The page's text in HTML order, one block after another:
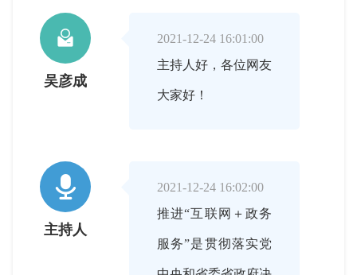

吴彦成
2021-12-24 16:01:00
主持人好，各位网友
大家好！

主持人
2021-12-24 16:02:00
推进“互联网＋政务
服务”是贯彻落实党